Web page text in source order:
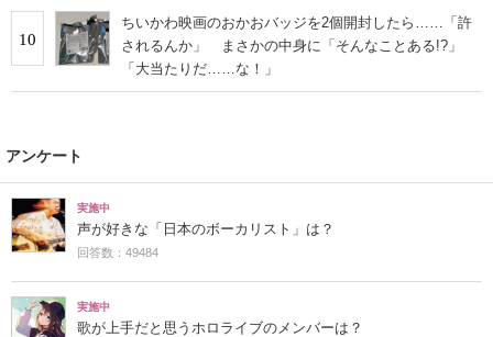
10
ちいかわ映画のおかおバッジを2個開封したら……「許
されるんか」 まさかの中身に「そんなことある!?」
「大当たりだ……な！」
アンケート
実施中
声が好きな「日本のボーカリスト」は？
回答数：49484
実施中
歌が上手だと思うホロライブのメンバーは？